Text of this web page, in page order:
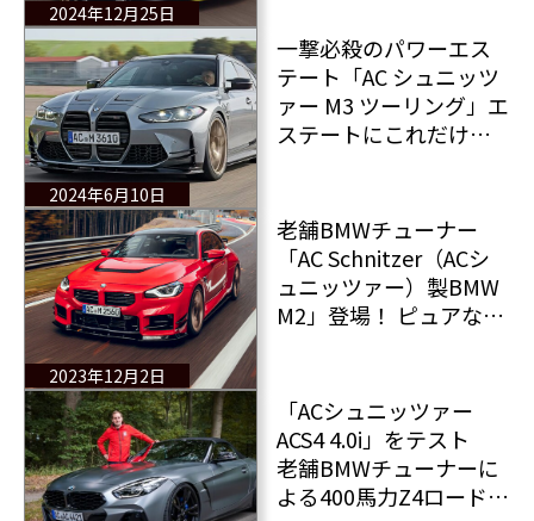
2024年12月25日
目！
2024年6月10日
一撃必殺のパワーエス
テート「AC シュニッツ
ァー M3 ツーリング」エ
ステートにこれだけの
2023年12月2日
老舗BMWチューナー
「AC Schnitzer（ACシ
ュニッツァー）製BMW
M2」登場！ ピュアなレ
クストリームに
「ACシュニッツァー
ACS4 4.0i」をテスト
老舗BMWチューナーに
よる400馬力Z4ロードス